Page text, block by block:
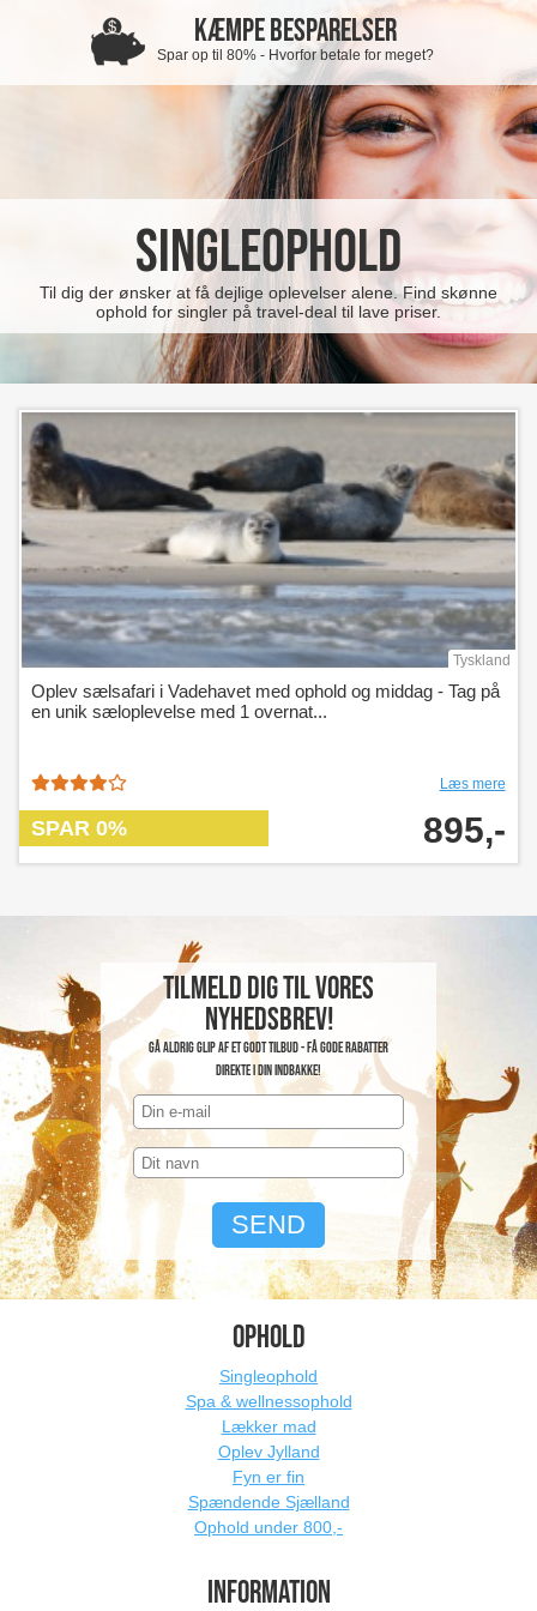
KÆMPE BESPARELSER
Spar op til 80% - Hvorfor betale for meget?
Singleophold
Til dig der ønsker at få dejlige oplevelser alene. Find skønne
ophold for singler på travel-deal til lave priser.
Tyskland
Oplev sælsafari i Vadehavet med ophold og middag - Tag på
en unik sæloplevelse med 1 overnat...
Læs mere
SPAR 0% 895,-
Tilmeld dig til vores
nyhedsbrev!
Gå aldrig glip af et godt tilbud - få gode rabatter
direkte i din indbakke!
OPHOLD
Singleophold
Spa & wellnessophold
Lækker mad
Oplev Jylland
Fyn er fin
Spændende Sjælland
Ophold under 800,-
INFORMATION